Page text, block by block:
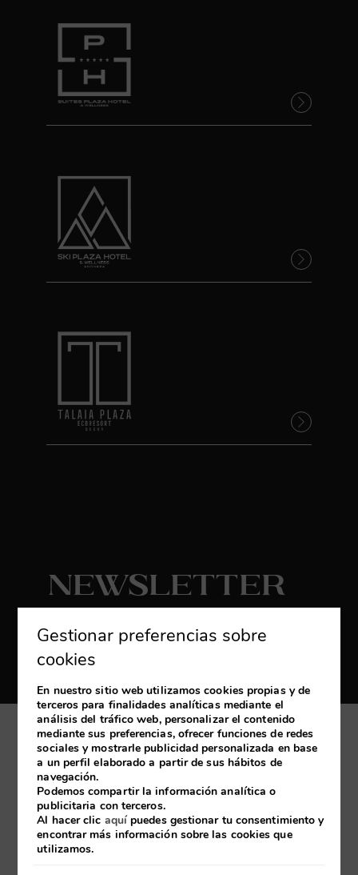
Newsletter
Reciba las últimas novedades y promociones
exclusivas
Mi reserva
Desarrollado pormirai
Aviso Legal
Política de cookies
Gestionar preferencias sobre
cookies
En nuestro sitio web utilizamos cookies propias y de
terceros para finalidades analíticas mediante el
análisis del tráfico web, personalizar el contenido
mediante sus preferencias, ofrecer funciones de redes
sociales y mostrarle publicidad personalizada en base
a un perfil elaborado a partir de sus hábitos de
navegación.
Podemos compartir la información analítica o
publicitaria con terceros.
Al hacer clic aquípuedes gestionar tu consentimiento y
encontrar más información sobre las cookies que
utilizamos.